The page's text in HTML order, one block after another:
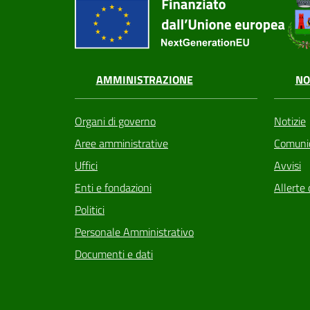
AMMINISTRAZIONE
Organi di governo
Aree amministrative
Uffici
Enti e fondazioni
Politici
Personale Amministrativo
Documenti e dati
Notizie
Avvisi
Allerte